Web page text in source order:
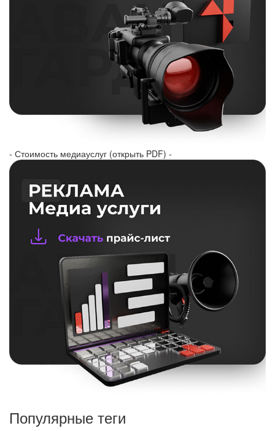
- Стоимость медиауслуг (открыть PDF) -
Популярные теги